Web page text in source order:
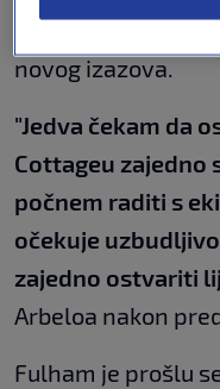
Premijer ligi, a ne
novog izazova.
"Jedva čekam da
Cottageu zajedno
počnem raditi s
očekuje
zajedno ostvariti
Arbeloa nakon
Fulham je prošlu